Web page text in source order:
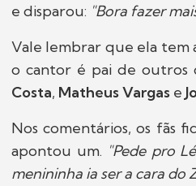
e disparou: "Bora fazer
Vale lembrar que ela tem
o cantor é pai de outros
Costa, Matheus Vargas e
Nos comentários, os fãs
apontou um. "Pede pro
menininha ia ser a cara do